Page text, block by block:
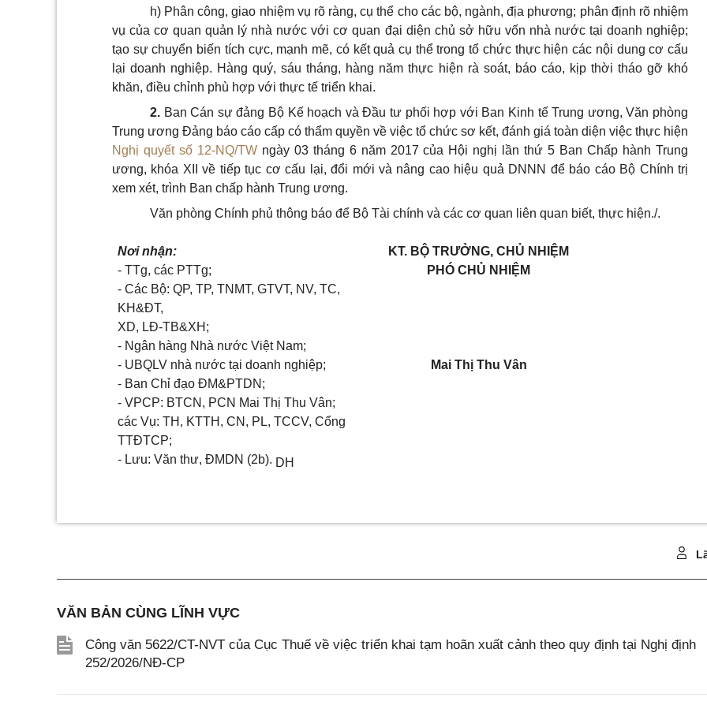
h) Phân công, giao nhiệm vụ rõ ràng, cụ thể cho các bộ, ngành, địa phương; phân định rõ nhiệm
vụ của cơ quan quản lý nhà nước với cơ quan đại diện chủ sở hữu vốn nhà nước tại doanh nghiệp;
tạo sự chuyển biến tích cực, mạnh mẽ, có kết quả cụ thể trong tổ chức thực hiện các nội dung cơ cấu
lại doanh nghiệp. Hàng quý, sáu tháng, hàng năm thực hiện rà soát, báo cáo, kịp thời tháo gỡ khó
khăn, điều chỉnh phù hợp với thực tế triển khai.
2. Ban Cán sự đảng Bộ Kế hoạch và Đầu tư phối hợp với Ban Kinh tế Trung ương, Văn phòng
Trung ương Đảng báo cáo cấp có thẩm quyền về việc tổ chức sơ kết, đánh giá toàn diện việc thực hiện
Nghị quyết số 12-NQ/TWngày 03 tháng 6 năm 2017 của Hội nghị lần thứ 5 Ban Chấp hành Trung
ương, khóa XII về tiếp tục cơ cấu lại, đổi mới và nâng cao hiệu quả DNNN để báo cáo Bộ Chính trị
xem xét, trình Ban chấp hành Trung ương.
Văn phòng Chính phủ thông báo để Bộ Tài chính và các cơ quan liên quan biết, thực hiện./.
Nơi nhận:
- TTg, các PTTg;
- Các Bộ: QP, TP, TNMT, GTVT, NV, TC,
KH&ĐT,
XD, LĐ-TB&XH;
- Ngân hàng Nhà nước Việt Nam;
- UBQLV nhà nước tại doanh nghiệp;
- Ban Chỉ đạo ĐM&PTDN;
- VPCP: BTCN, PCN Mai Thị Thu Vân;
các Vụ: TH, KTTH, CN, PL, TCCV, Cổng
TTĐTCP;
- Lưu: Văn thư, ĐMDN (2b). DH
KT. BỘ TRƯỞNG, CHỦ NHIỆM
PHÓ CHỦ NHIỆM
Mai Thị Thu Vân
VĂN BẢN CÙNG LĨNH VỰC
Công văn 5622/CT-NVT của Cục Thuế về việc triển khai tạm hoãn xuất cảnh theo quy định tại Nghị định
252/2026/NĐ-CP